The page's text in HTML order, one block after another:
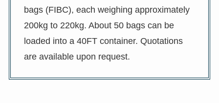
bags (FIBC), each weighing approximately
200kg to 220kg. About 50 bags can be
loaded into a 40FT container. Quotations
are available upon request.